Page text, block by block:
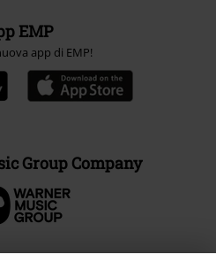
EMP
app di EMP!
Group Company